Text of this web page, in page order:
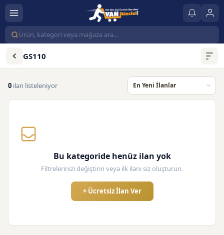
GS110
0 ilan listeleniyor
Bu kategoride henüz ilan yok
Filtrelerinizi değiştirin veya ilk ilanı siz oluşturun.
+ Ücretsiz İlan Ver